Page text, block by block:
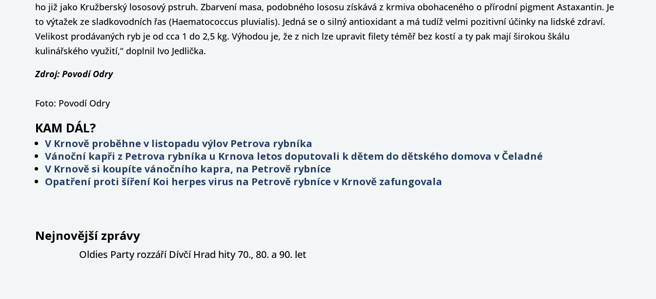
ho již jako Kružberský lososový pstruh. Zbarvení masa, podobného lososu získává z krmiva obohaceného o přírodní pigment Astaxantin. Je
to výtažek ze sladkovodních řas (Haematococcus pluvialis). Jedná se o silný antioxidant a má tudíž velmi pozitivní účinky na lidské zdraví.
Velikost prodávaných ryb je od cca 1 do 2,5 kg. Výhodou je, že z nich lze upravit filety téměř bez kostí a ty pak mají širokou škálu
kulinářského využití,“ doplnil Ivo Jedlička.
Zdroj: Povodí Odry
Foto: Povodí Odry
KAM DÁL?
V Krnově proběhne v listopadu výlov Petrova rybníka
Vánoční kapři z Petrova rybníka u Krnova letos doputovali k dětem do dětského domova v Čeladné
V Krnově si koupíte vánočního kapra, na Petrově rybníce
Opatření proti šíření Koi herpes virus na Petrově rybníce v Krnově zafungovala
Nejnovější zprávy
Oldies Party rozzáří Dívčí Hrad hity 70., 80. a 90. let